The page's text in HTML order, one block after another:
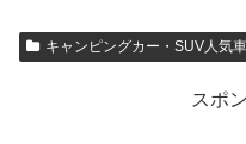
キャンピングカー・SUV人気
スポ